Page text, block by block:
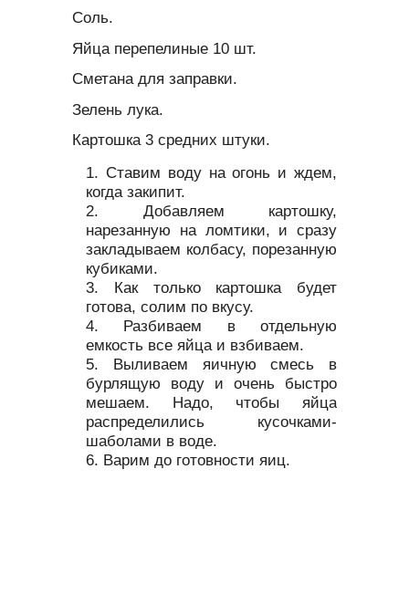
Соль.
Яйца перепелиные 10 шт.
Сметана для заправки.
Зелень лука.
Картошка 3 средних штуки.
Ставим воду на огонь и ждем,
когда закипит.
Добавляем картошку,
нарезанную на ломтики, и сразу
закладываем колбасу, порезанную
кубиками.
Как только картошка будет
готова, солим по вкусу.
Разбиваем в отдельную
емкость все яйца и взбиваем.
Выливаем яичную смесь в
бурлящую воду и очень быстро
мешаем. Надо, чтобы яйца
распределились кусочками-
шаболами в воде.
Варим до готовности яиц.